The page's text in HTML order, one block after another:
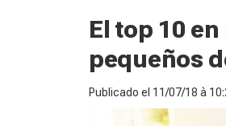
El top 10
pequeños
Publicado el 11/07/18 à